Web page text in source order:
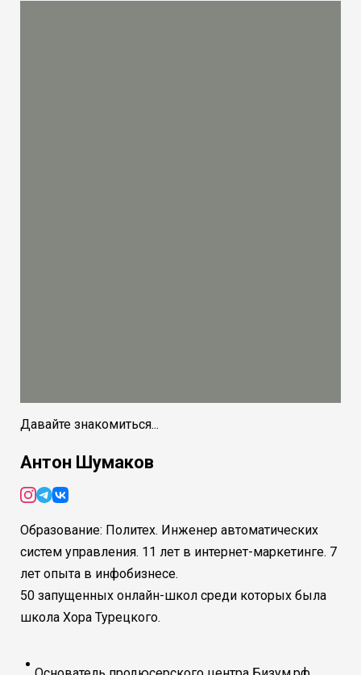
Давайте знакомиться...
Антон Шумаков
Образование: Политех. Инженер автоматических
систем управления. 11 лет в интернет-маркетинге. 7
лет опыта в инфобизнесе.
50 запущенных онлайн-школ среди которых была
школа Хора Турецкого.